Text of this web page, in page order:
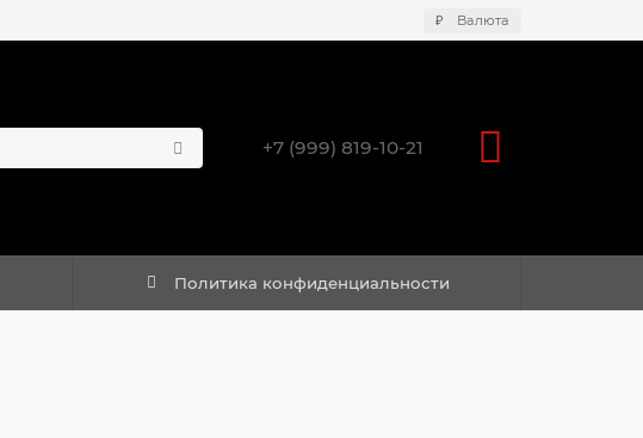
₽ Валюта
+7 (999) 819-10-21
Политика конфиденциальности